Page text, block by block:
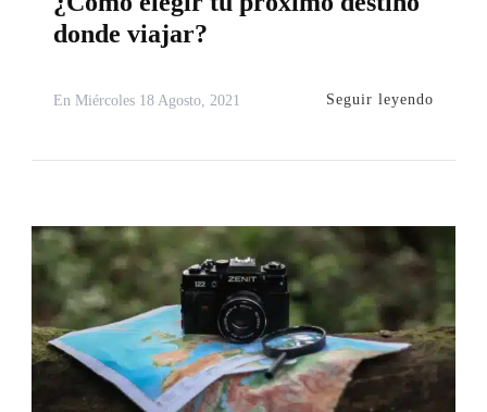
donde viajar?
En Miércoles 18 Agosto, 2021 Seguir leyendo